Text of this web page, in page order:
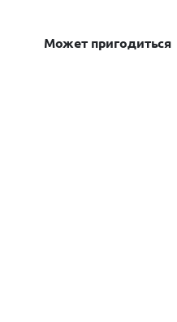
Может пригодиться